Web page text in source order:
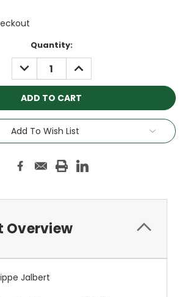
Quantity:
DECREASE
QUANTITY:
INCREASE
QUANTITY:
Add To Wish List
Overview
Jalbert